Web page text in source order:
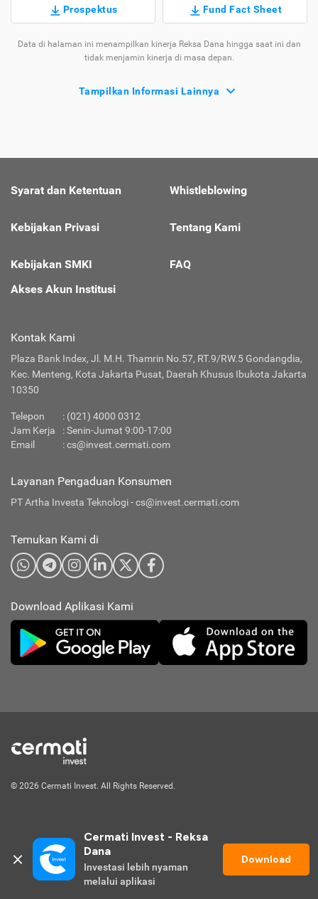
Prospektus Fund Fact Sheet
Data di halaman ini menampilkan kinerja Reksa Dana hingga saat ini dan
tidak menjamin kinerja di masa depan.
Tampilkan Informasi Lainnya
Mulai Investasi
Syarat dan Ketentuan
Kebijakan Privasi
Kebijakan SMKI
Whistleblowing
Tentang Kami
FAQ
Akses Akun Institusi
Kontak Kami
Plaza Bank Index, Jl. M.H. Thamrin No.57, RT.9/RW.5 Gondangdia,
Kec. Menteng, Kota Jakarta Pusat, Daerah Khusus Ibukota Jakarta
10350
Telepon
: (021) 4000 0312
Jam Kerja
: Senin-Jumat 9:00-17:00
Email
:cs@invest.cermati.com
Layanan Pengaduan Konsumen
PT Artha Investa Teknologi -cs@invest.cermati.com
Temukan Kami di
Download Aplikasi Kami
© 2026 Cermati Invest. All Rights Reserved.
Cermati Invest - Reksa
Dana
Investasi lebih nyaman
melalui aplikasi
Download